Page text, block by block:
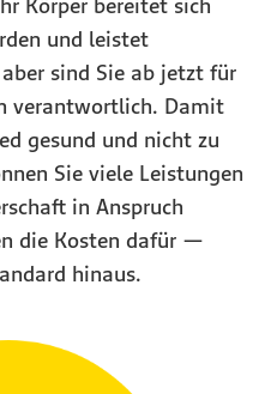
Körper bereitet sich
und leistet
sind Sie ab jetzt für
verantwortlich. Damit
gesund und nicht zu
Sie viele Leistungen
in Anspruch
die Kosten dafür —
hinaus.